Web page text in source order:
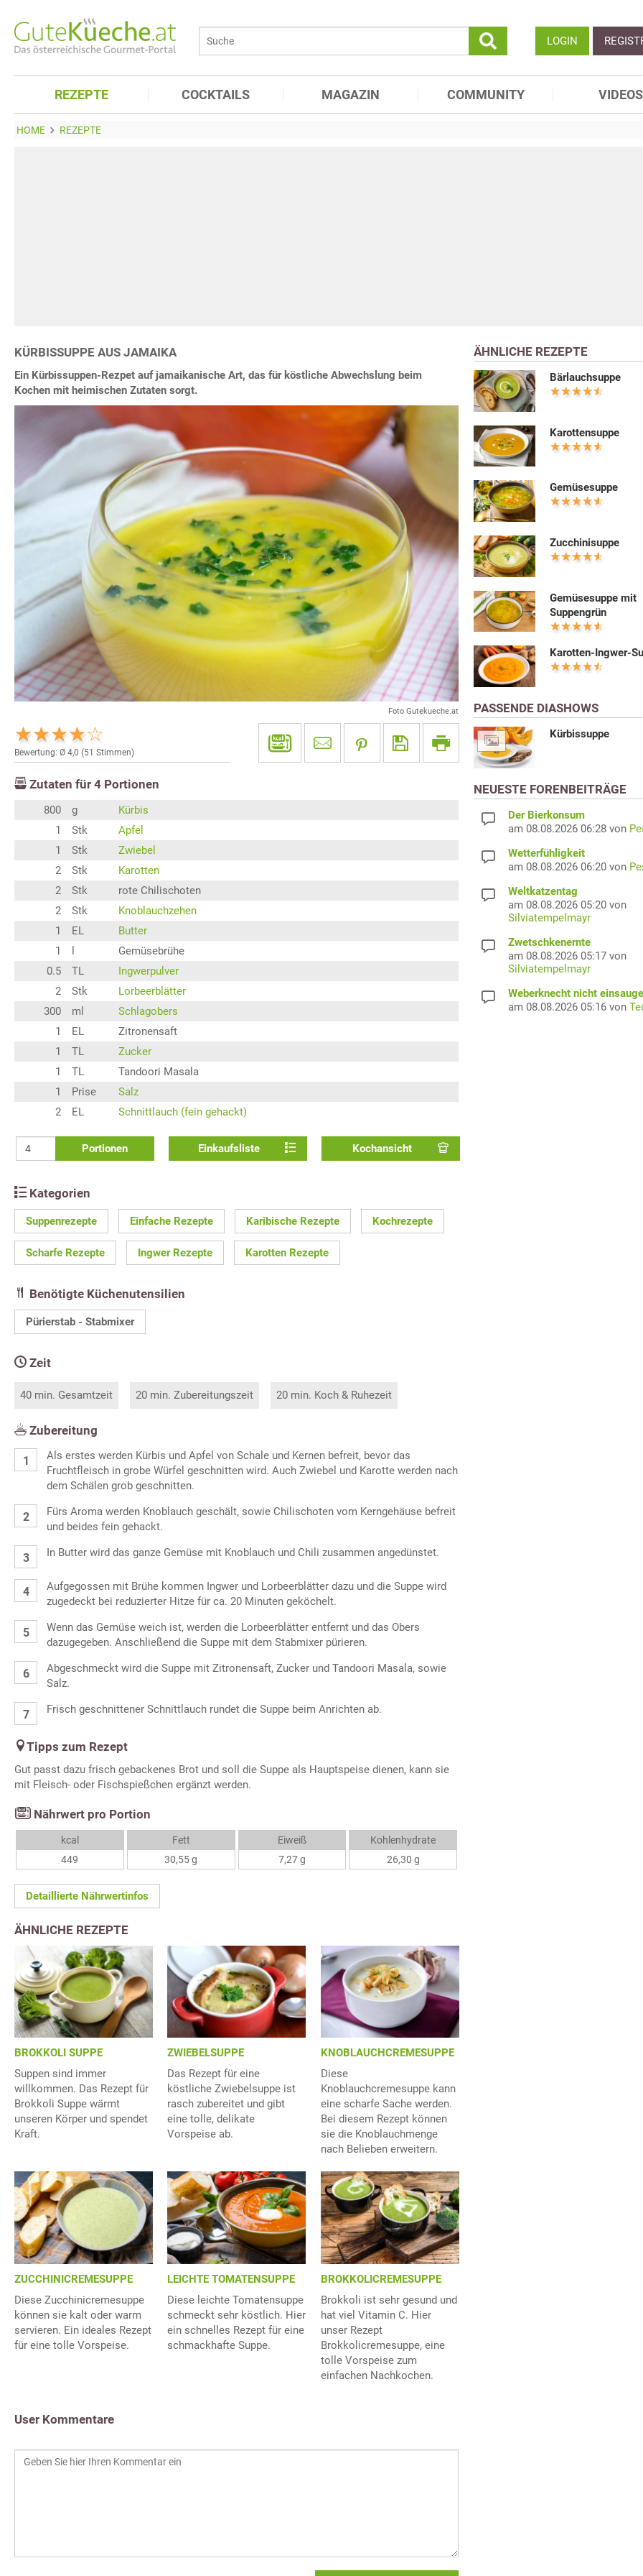
LOGIN
REZEPTE COCKTAILS MAGAZIN COMMUNITY VIDEOS
HOME REZEPTE
KÜRBISSUPPE AUS JAMAIKA
Ein Kürbissuppen-Rezpet auf jamaikanische Art, das für köstliche Abwechslung beim
Kochen mit heimischen Zutaten sorgt.
Foto Gutekueche.at
Bewertung: Ø 4,0 (51 Stimmen)
Zutaten für 4 Portionen
800 g
Kürbis
1
Stk
Apfel
1
Stk
Zwiebel
2
Stk
Karotten
2
Stk
rote Chilischoten
2
Stk
Knoblauchzehen
1
EL
Butter
1
Gemüsebrühe
0.5
TL
Ingwerpulver
2
Stk
Lorbeerblätter
300
ml
Schlagobers
1
EL
Zitronensaft
1
TL
Zucker
1
TL
Tandoori Masala
1
Prise
Salz
2
EL Schnittlauch (fein gehackt)
Portionen Einkaufsliste Kochansicht
Kategorien
Suppenrezepte Einfache Rezepte Karibische Rezepte Kochrezepte
Scharfe Rezepte Ingwer Rezepte Karotten Rezepte
Benötigte Küchenutensilien
Pürierstab - Stabmixer
Zeit
40 min. Gesamtzeit 20 min. Zubereitungszeit 20 min. Koch & Ruhezeit
Zubereitung
Als erstes werden Kürbis und Apfel von Schale und Kernen befreit, bevor das
Fruchtfleisch in grobe Würfel geschnitten wird. Auch Zwiebel und Karotte werden nach
dem Schälen grob geschnitten.
Fürs Aroma werden Knoblauch geschält, sowie Chilischoten vom Kerngehäuse befreit
und beides fein gehackt.
In Butter wird das ganze Gemüse mit Knoblauch und Chili zusammen angedünstet.
Aufgegossen mit Brühe kommen Ingwer und Lorbeerblätter dazu und die Suppe wird
zugedeckt bei reduzierter Hitze für ca. 20 Minuten geköchelt.
Wenn das Gemüse weich ist, werden die Lorbeerblätter entfernt und das Obers
dazugegeben. Anschließend die Suppe mit dem Stabmixer pürieren.
Abgeschmeckt wird die Suppe mit Zitronensaft, Zucker und Tandoori Masala, sowie
Salz.
Frisch geschnittener Schnittlauch rundet die Suppe beim Anrichten ab.
Tipps zum Rezept
Gut passt dazu frisch gebackenes Brot und soll die Suppe als Hauptspeise dienen, kann sie
mit Fleisch- oder Fischspießchen ergänzt werden.
Nährwert pro Portion
kcal
449
Fett
30,55 g
Eiweiß
7,27 g
Kohlenhydrate
26,30 g
Detaillierte Nährwertinfos
ÄHNLICHE REZEPTE
BROKKOLI SUPPE
Suppen sind immer
willkommen. Das Rezept für
Brokkoli Suppe wärmt
unseren Körper und spendet
Kraft.
ZWIEBELSUPPE
Das Rezept für eine
köstliche Zwiebelsuppe ist
rasch zubereitet und gibt
eine tolle, delikate
Vorspeise ab.
KNOBLAUCHCREMESUPPE
Diese
Knoblauchcremesuppe kann
eine scharfe Sache werden.
Bei diesem Rezept können
sie die Knoblauchmenge
nach Belieben erweitern.
ZUCCHINICREMESUPPE
Diese Zucchinicremesuppe
können sie kalt oder warm
servieren. Ein ideales Rezept
für eine tolle Vorspeise.
LEICHTE TOMATENSUPPE
Diese leichte Tomatensuppe
schmeckt sehr köstlich. Hier
ein schnelles Rezept für eine
schmackhafte Suppe.
BROKKOLICREMESUPPE
Brokkoli ist sehr gesund und
hat viel Vitamin C. Hier
unser Rezept
Brokkolicremesuppe, eine
tolle Vorspeise zum
einfachen Nachkochen.
User Kommentare
ÄHNLICHE REZEPTE
Bärlauchsuppe
Karottensuppe
Gemüsesuppe
Zucchinisuppe
Gemüsesuppe mit
Suppengrün
Karotten-Ingwer-
PASSENDE DIASHOWS
Kürbissuppe
NEUESTE FORENBEITRÄGE
Der Bierkonsum
am 08.08.2026 06:28 von
Wetterfühligkeit
am 08.08.2026 06:20 von
Weltkatzentag
am 08.08.2026 05:20 von
Silviatempelmayr
Zwetschkenernte
am 08.08.2026 05:17 von
Silviatempelmayr
Weberknecht nicht
am 08.08.2026 05:16 von